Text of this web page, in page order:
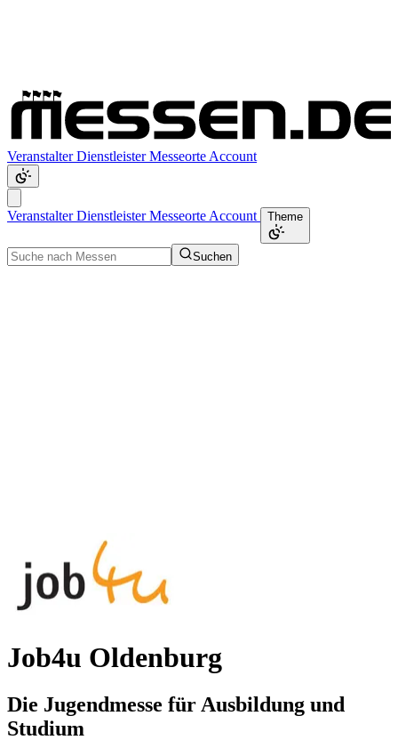
VeranstalterDienstleisterMesseorte Account
VeranstalterDienstleisterMesseorte Account Theme
Suchen
Job4u Oldenburg
Die Jugendmesse für Ausbildung und
Studium